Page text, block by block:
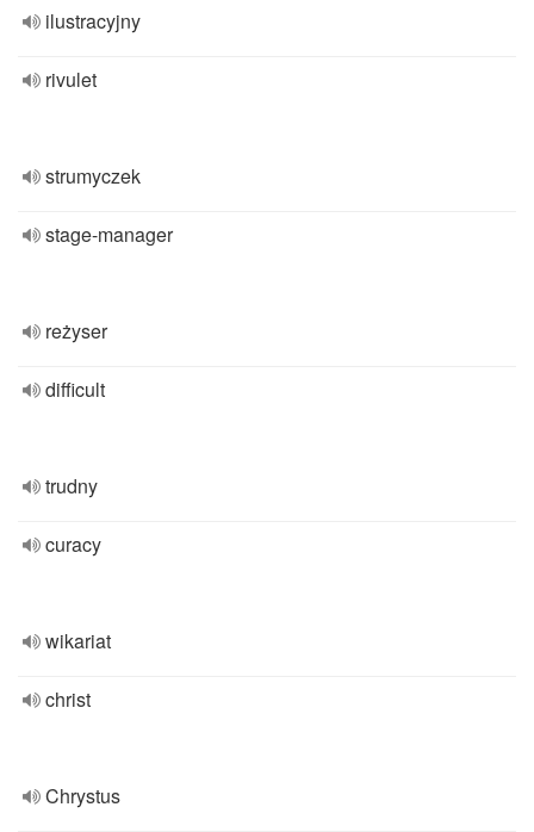
ilustracyjny
rivulet
strumyczek
stage-manager
reżyser
difficult
trudny
curacy
wikariat
christ
Chrystus